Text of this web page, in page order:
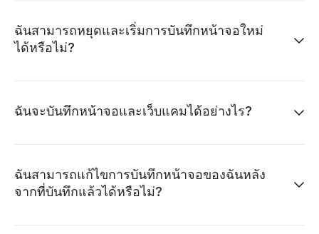
ฉันสามารถหยุดและเริ่มการบันทึกหน้าจอใหม่
ได้หรือไม่?
ฉันจะบันทึกหน้าจอและเว็บแคมได้อย่างไร?
ฉันสามารถแก้ไขการบันทึกหน้าจอของฉันหลัง
จากที่บันทึกแล้วได้หรือไม่?